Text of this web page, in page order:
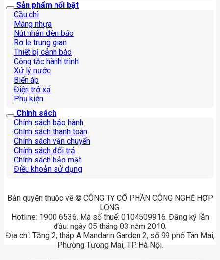
Sản phẩm nổi bật
Cầu chì
Máng nhựa
Nút nhấn đèn báo
Rơ le trung gian
Thiết bị cảnh báo
Công tắc hành trình
Xử lý nước
Biến áp
Điện trở xả
Phụ kiện
Chính sách
Chính sách bảo hành
Chính sách thanh toán
Chính sách vận chuyển
Chính sách đổi trả
Chính sách bảo mật
Điều khoản sử dụng
Bản quyền thuộc về © CÔNG TY CỔ PHẦN CÔNG NGHỆ HỢP
LONG.
Hotline: 1900 6536. Mã số thuế: 0104509916. Đăng ký lần
đầu: ngày 05 tháng 03 năm 2010.
Địa chỉ: Tầng 2, tháp A Mandarin Garden 2, số 99 phố Tân Mai,
Phường Tương Mai, TP. Hà Nội.